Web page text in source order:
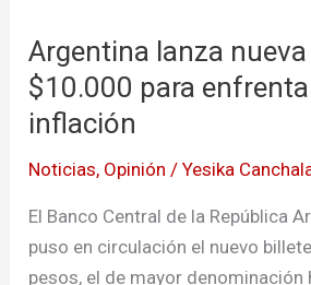
Argentina lanza
$10.000 para
inflación
Noticias, Opinión /Yesika
El Banco Central de la República
puso en circulación el nuevo
pesos, el de mayor denominación
nueva
moneda
de
para